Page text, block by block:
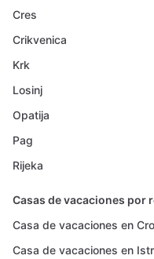
Cres
Crikvenica
Krk
Losinj
Opatija
Pag
Rijeka
Casas de vacaciones por
Casa de vacaciones en
Casa de vacaciones en